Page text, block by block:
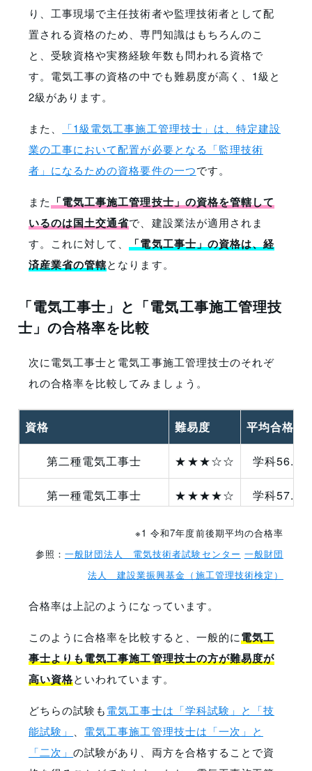
り、工事現場で主任技術者や監理技術者として配
置される資格のため、専門知識はもちろんのこ
と、受験資格や実務経験年数も問われる資格で
す。電気工事の資格の中でも難易度が高く、1級と
2級があります。
また、
「1級電気工事施工管理技士」は、特定建設
業の工事において配置が必要となる「監理技術
者」になるための資格要件の一つです。
また「電気工事施工管理技士」の資格を管轄して
いるのは国土交通省で、建設業法が適用されま
す。これに対して、 「電気工事士」の資格は、経
済産業省の管轄となります。
「電気工事士」と「電気工事施工管理技
士」の合格率を比較
次に電気工事士と電気工事施工管理技士のそれぞ
れの合格率を比較してみましょう。
資格 難易度 平均合格率
第二種電気工事士 ★★★☆☆ 学科56.6
第一種電気工事士 ★★★★☆ 学科57.4
2級電気工事施工管理技士 ★★★★☆ 一次57.7％
1級電気工事施工管理技士 ★★★★★ 一次41.5
※1 令和7年度前後期平均の合格率
参照： 一般財団法人 電気技術者試験センター 一般財団
法人 建設業振興基金（施工管理技術検定）
合格率は上記のようになっています。
このように合格率を比較すると、一般的に電気工
事士よりも電気工事施工管理技士の方が難易度が
高い資格といわれています。
どちらの試験も電気工事士は「学科試験」と「技
能試験」
電気工事施工管理技士は「一次」と
「二次」の試験があり、両方を合格することで資